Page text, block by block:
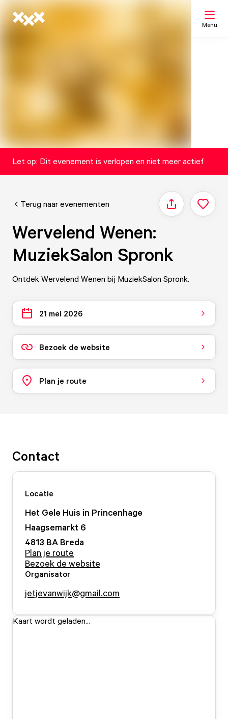
Menu
Let op: Dit evenement is verlopen en niet meer actief
Terug naar evenementen Delen
Wervelend Wenen:
MuziekSalon Spronk
Ontdek Wervelend Wenen bij MuziekSalon Spronk.
21 mei 2026
Bezoek de website
Plan je route
Contact
Locatie
Het Gele Huis in Princenhage
Haagsemarkt 6
4813 BA Breda
Plan je route
Bezoek de website
Organisator
jetjevanwijk@gmail.com
Kaart wordt geladen...